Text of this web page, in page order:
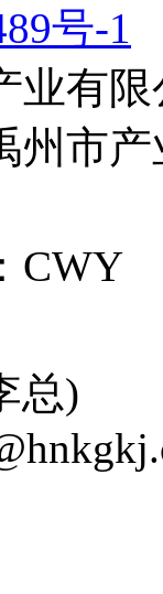
号-1
业有
州市
CWY
总)